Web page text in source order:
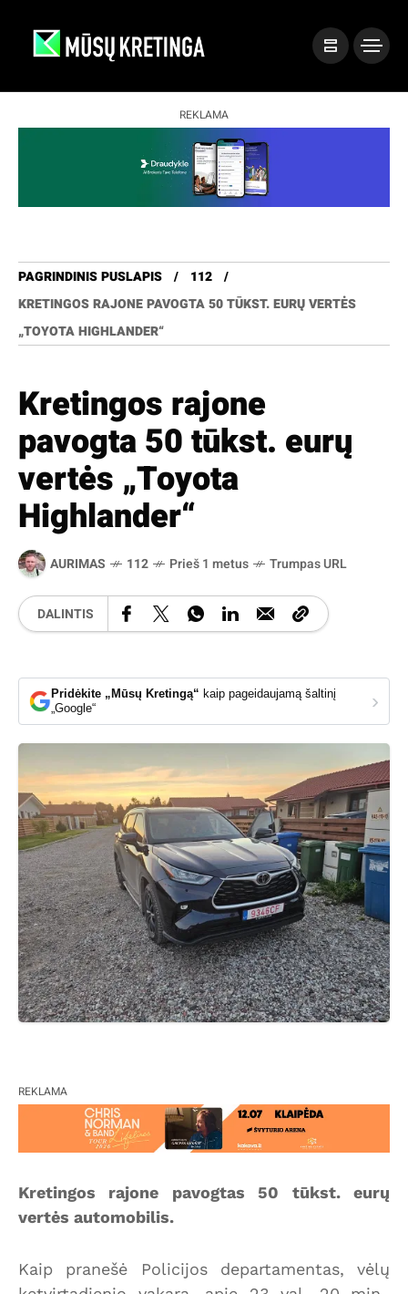
REKLAMA
PAGRINDINIS PUSLAPIS
112
KRETINGOS RAJONE PAVOGTA 50 TŪKST. EURŲ VERTĖS
„TOYOTA HIGHLANDER“
Kretingos rajone
pavogta 50 tūkst. eurų
vertės „Toyota
Highlander“
AURIMAS 112 Prieš 1 metus Trumpas URL
DALINTIS
Pridėkite „Mūsų Kretingą“ kaip pageidaujamą šaltinį
„Google“
›
REKLAMA
Kretingos rajone pavogtas 50 tūkst. eurų
vertės automobilis.
Kaip pranešė Policijos departamentas, vėlų